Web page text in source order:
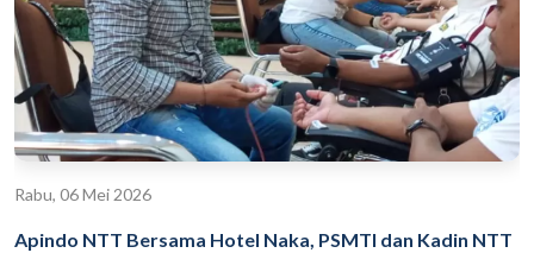
Rabu, 06 Mei 2026
Apindo NTT Bersama Hotel Naka, PSMTI dan Kadin NTT